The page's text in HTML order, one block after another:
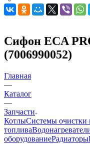
Сифон ECA
(7006990052)
Главная
—
Каталог
—
Запчасти
КотлыСистемы очистки
топлива
оборудованиеРадиаторы